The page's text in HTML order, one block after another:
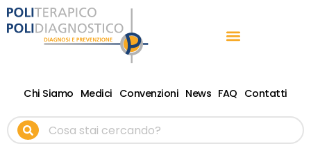
Chi Siamo Medici Convenzioni News FAQ Contatti